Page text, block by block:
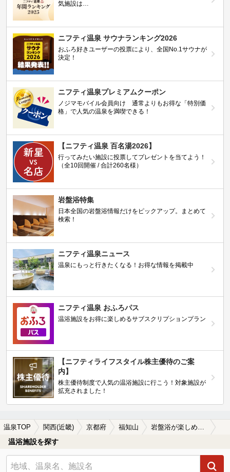
気施設は…
ニフティ温泉 サウナランキング2026
おふろ好きユーザーの投票により、全国No.1サウナが
決定！
ニフティ温泉プレミアムクーポン
ノジマモバイル会員向け 通常よりもお得な「特別価
格」で人気の温泉を満喫できる！
【ニフティ温泉 百名湯2026】
行ってみたい施設に投票してプレゼントを当てよう！
（全10回開催 / 合計260名様）
岩盤浴特集
日本全国の岩盤浴情報だけをピックアップ。まとめて
検索！
ニフティ温泉ニュース
温泉にもっと行きたくなる！お得な情報を掲載中
ニフティ温泉 おふろパス
温浴施設をお得に楽しめるサブスクリプションプラン
【ニフティライフスタイル株主優待のご案
内】
株主優待制度で人気の温浴施設に行こう！対象施設が
拡充されました！
温泉TOP 関西(近畿) 京都府 福知山 岩盤浴が楽しめる福知山の温泉、日帰り温泉、スーパー銭湯おすすめ
温浴施設を探す